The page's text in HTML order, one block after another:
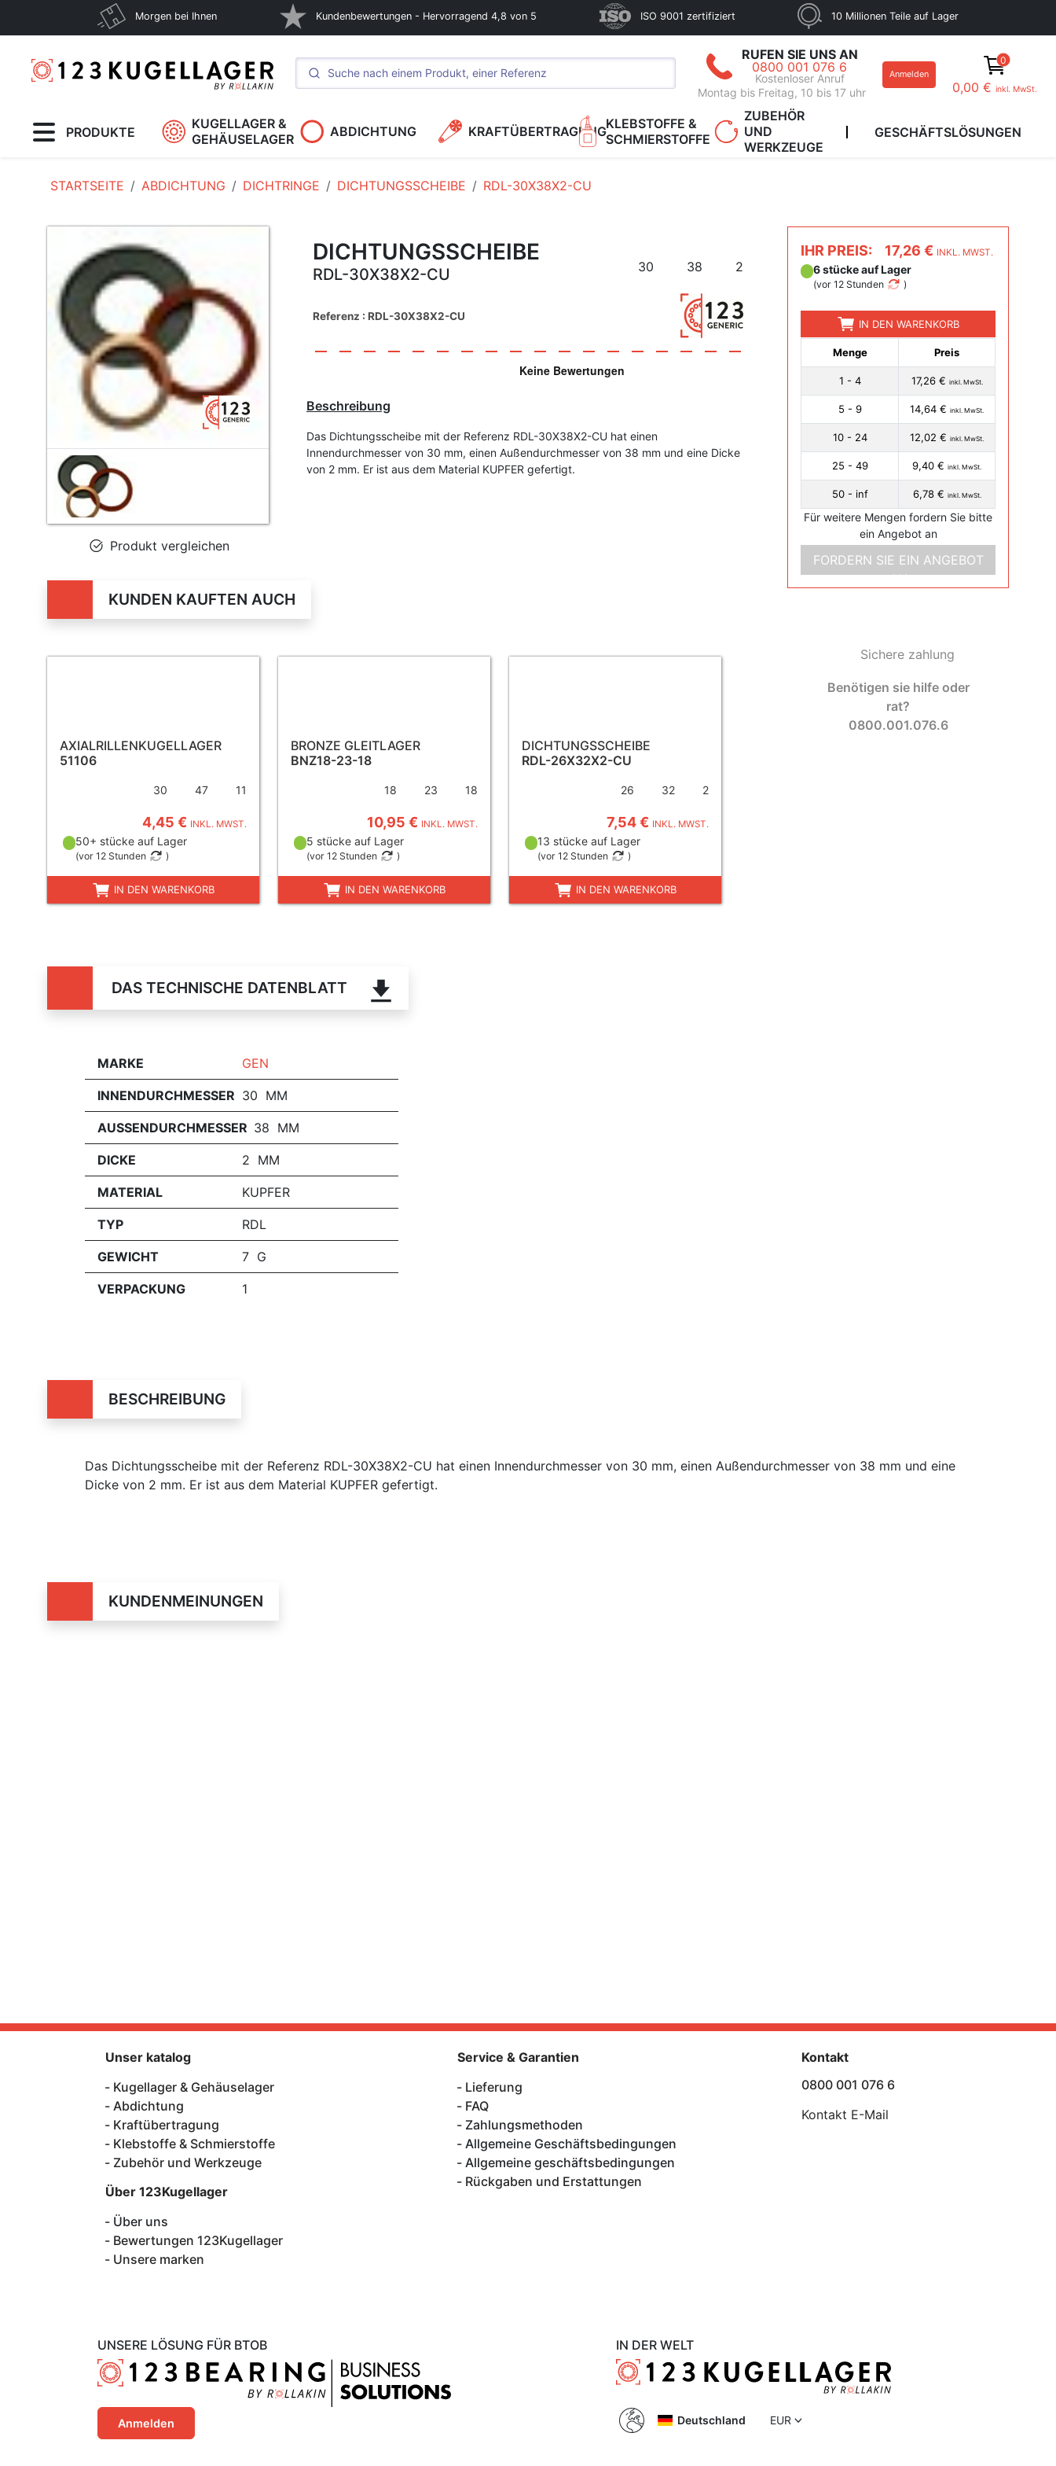
Morgen bei Ihnen Kundenbewertungen - Hervorragend 4,8 von 5 ISO 9001 zertifiziert 10 Millionen Teile auf Lager
RUFEN SIE UNS AN
0800 001 076 6
Kostenloser Anruf
Montag bis Freitag, 10 bis 17 uhr
Anmelden
0
0,00 € inkl. MwSt.
PRODUKTE
KUGELLAGER &
GEHÄUSELAGER
ABDICHTUNG KRAFTÜBERTRAGUNGKLEBSTOFFE &
SCHMIERSTOFFE
ZUBEHÖR
UND
WERKZEUGE
GESCHÄFTSLÖSUNGEN
STARTSEITE ABDICHTUNG DICHTRINGE DICHTUNGSSCHEIBE RDL-30X38X2-CU
Produkt vergleichen
DICHTUNGSSCHEIBE
RDL-30X38X2-CU 30 38 2
Referenz : RDL-30X38X2-CU
Beschreibung
Das Dichtungsscheibe mit der Referenz RDL-30X38X2-CU hat einen
Innendurchmesser von 30 mm, einen Außendurchmesser von 38 mm und eine Dicke
von 2 mm. Er ist aus dem Material KUPFER gefertigt.
IHR PREIS: 17,26 € INKL. MWST.
6 stücke auf Lager
(vor 12 Stunden )
IN DEN WARENKORB
Menge Preis
1 - 4 17,26 € inkl. MwSt.
5 - 9 14,64 € inkl. MwSt.
10 - 24 12,02 € inkl. MwSt.
25 - 49 9,40 € inkl. MwSt.
50 - inf 6,78 € inkl. MwSt.
Für weitere Mengen fordern Sie bitte
ein Angebot an
FORDERN SIE EIN ANGEBOT
AN
Sichere zahlung
Benötigen sie hilfe oder
rat?
0800.001.076.6
KUNDEN KAUFTEN AUCH
AXIALRILLENKUGELLAGER
51106
30 47 11
4,45 € INKL. MWST.
50+ stücke auf Lager
(vor 12 Stunden )
IN DEN WARENKORB
BRONZE GLEITLAGER
BNZ18-23-18
18 23 18
10,95 € INKL. MWST.
5 stücke auf Lager
(vor 12 Stunden )
IN DEN WARENKORB
DICHTUNGSSCHEIBE
RDL-26X32X2-CU
26 32 2
7,54 € INKL. MWST.
13 stücke auf Lager
(vor 12 Stunden )
IN DEN WARENKORB
DAS TECHNISCHE DATENBLATT
MARKE GEN
INNENDURCHMESSER 30 MM
AUSSENDURCHMESSER 38 MM
DICKE 2 MM
MATERIAL KUPFER
TYP RDL
GEWICHT 7 G
VERPACKUNG 1
BESCHREIBUNG
Das Dichtungsscheibe mit der Referenz RDL-30X38X2-CU hat einen Innendurchmesser von 30 mm, einen Außendurchmesser von 38 mm und eine
Dicke von 2 mm. Er ist aus dem Material KUPFER gefertigt.
KUNDENMEINUNGEN
UNSERE LÖSUNG FÜR BTOB
Anmelden
Unser katalog
Kugellager & Gehäuselager
Abdichtung
Kraftübertragung
Klebstoffe & Schmierstoffe
Zubehör und Werkzeuge
Über 123Kugellager
Über uns
Bewertungen 123Kugellager
Unsere marken
Service & Garantien
Lieferung
FAQ
Zahlungsmethoden
Allgemeine Geschäftsbedingungen
Allgemeine geschäftsbedingungen
Rückgaben und Erstattungen
Kontakt
0800 001 076 6
Kontakt E-Mail
IN DER WELT
Deutschland EUR